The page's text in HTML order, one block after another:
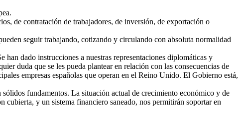
de contratación de trabajadores, de inversión, de exportación o
seguir trabajando, cotizando y circulando con absoluta normalidad
dado instrucciones a nuestras representaciones diplomáticas y
duda que se les pueda plantear en relación con las consecuencias de
empresas españolas que operan en el Reino Unido. El Gobierno está,
fundamentos. La situación actual de crecimiento económico y de
cubierta, y un sistema financiero saneado, nos permitirán soportar en